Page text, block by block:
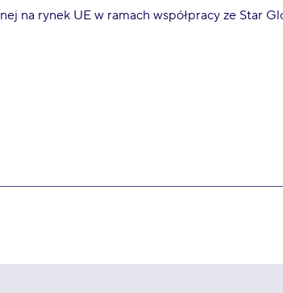
na rynek UE w ramach współpracy ze Star